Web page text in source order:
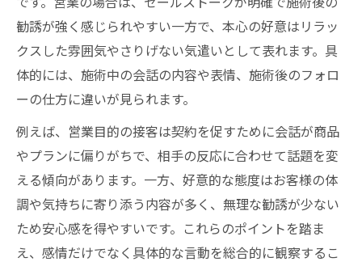
勧誘が強く感じられやすい一方で、本心の好意はリラッ
クスした雰囲気やさりげない気遣いとして表れます。具
体的には、施術中の会話の内容や表情、施術後のフォロ
ーの仕方に違いが見られます。
例えば、営業目的の接客は契約を促すために会話が商品
やプランに偏りがちで、相手の反応に合わせて話題を変
える傾向があります。一方、好意的な態度はお客様の体
調や気持ちに寄り添う内容が多く、無理な勧誘が少ない
ため安心感を得やすいです。これらのポイントを踏ま
え、感情だけでなく具体的な言動を総合的に観察するこ